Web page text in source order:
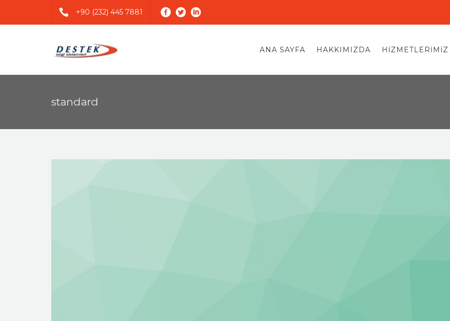
+90 (232) 445 7881
ANA SAYFA HAKKIMIZDA HIZMETLERIMIZ
standard